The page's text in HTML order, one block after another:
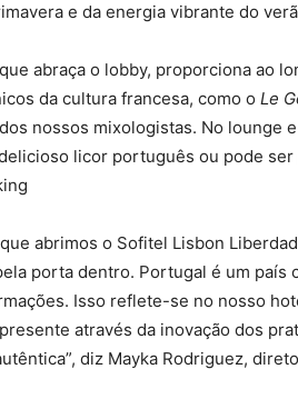
e da energia vibrante do
abraça o lobby, proporciona ao
da cultura francesa, como o Le
nossos mixologistas. No lounge
licor português ou pode
abrimos o Sofitel Lisbon
porta dentro. Portugal é um país
Isso reflete-se no nosso
através da inovação dos
diz Mayka Rodriguez,